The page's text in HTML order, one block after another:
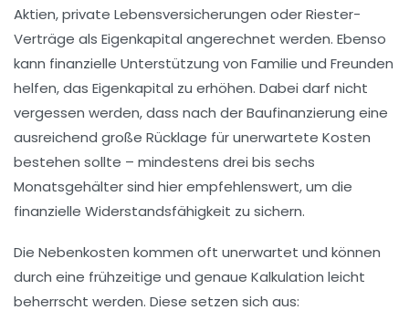
Aktien, private Lebensversicherungen oder Riester-
Verträge als Eigenkapital angerechnet werden. Ebenso
kann finanzielle Unterstützung von Familie und Freunden
helfen, das Eigenkapital zu erhöhen. Dabei darf nicht
vergessen werden, dass nach der Baufinanzierung eine
ausreichend große Rücklage für unerwartete Kosten
bestehen sollte – mindestens drei bis sechs
Monatsgehälter sind hier empfehlenswert, um die
finanzielle Widerstandsfähigkeit zu sichern.
Die Nebenkosten kommen oft unerwartet und können
durch eine frühzeitige und genaue Kalkulation leicht
beherrscht werden. Diese setzen sich aus: